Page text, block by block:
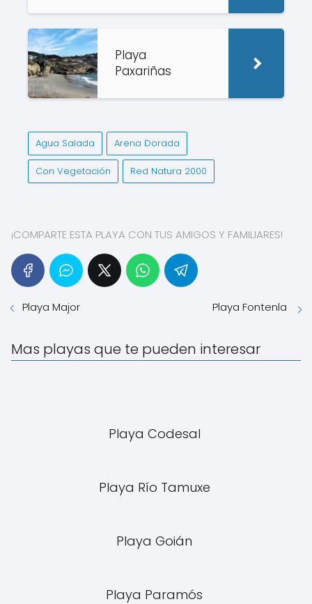
Playa
Paxariñas
Agua Salada Arena Dorada
Con Vegetación Red Natura 2000
¡COMPARTE ESTA PLAYA CON TUS AMIGOS Y FAMILIARES!
Playa Major Playa Fontenla
Mas playas que te pueden interesar
Playa Codesal
Playa Río Tamuxe
Playa Goián
Playa Paramós